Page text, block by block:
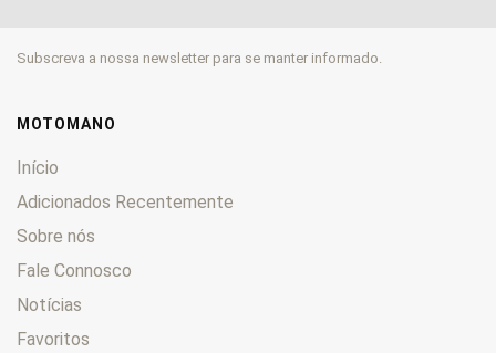
Noris 0
Rocket
Scrambler
SD 0
Speed Master
Speed Triple
Speed Twin
Sport
Subscreva a nossa newsletter para se manter informado.
MOTOMANO
Início
Adicionados Recentemente
Sobre nós
Fale Connosco
Notícias
Favoritos